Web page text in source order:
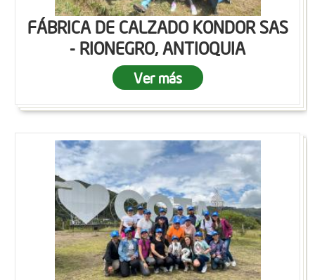
FÁBRICA DE CALZADO KONDOR SAS
- RIONEGRO, ANTIOQUIA
Ver más